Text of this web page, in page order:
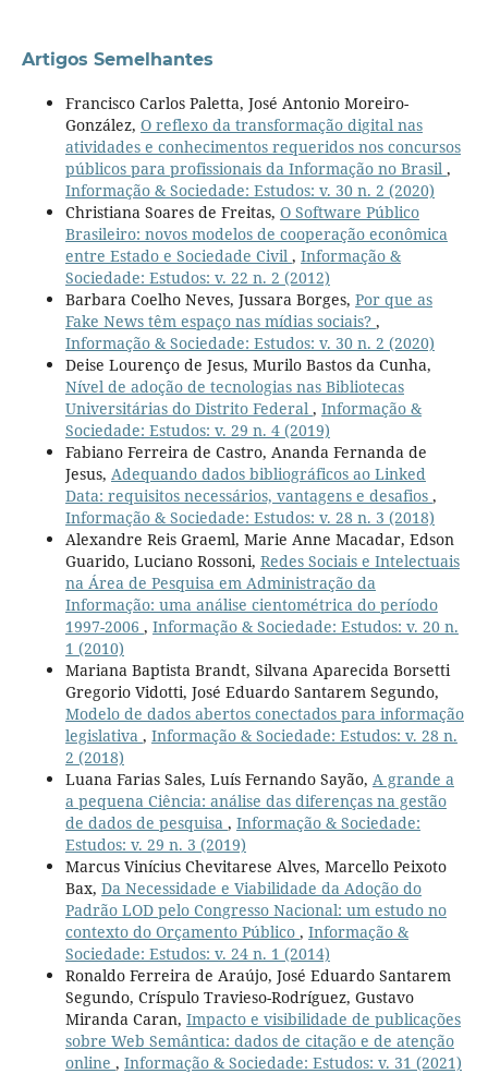
Artigos Semelhantes
Francisco Carlos Paletta, José Antonio Moreiro-
González, O reflexo da transformação digital nas
atividades e conhecimentos requeridos nos concursos
públicos para profissionais da Informação no Brasil ,
Informação & Sociedade: Estudos: v. 30 n. 2 (2020)
Christiana Soares de Freitas, O Software Público
Brasileiro: novos modelos de cooperação econômica
entre Estado e Sociedade Civil , Informação &
Sociedade: Estudos: v. 22 n. 2 (2012)
Barbara Coelho Neves, Jussara Borges, Por que as
Fake News têm espaço nas mídias sociais? ,
Informação & Sociedade: Estudos: v. 30 n. 2 (2020)
Deise Lourenço de Jesus, Murilo Bastos da Cunha,
Nível de adoção de tecnologias nas Bibliotecas
Universitárias do Distrito Federal , Informação &
Sociedade: Estudos: v. 29 n. 4 (2019)
Fabiano Ferreira de Castro, Ananda Fernanda de
Jesus, Adequando dados bibliográficos ao Linked
Data: requisitos necessários, vantagens e desafios ,
Informação & Sociedade: Estudos: v. 28 n. 3 (2018)
Alexandre Reis Graeml, Marie Anne Macadar, Edson
Guarido, Luciano Rossoni, Redes Sociais e Intelectuais
na Área de Pesquisa em Administração da
Informação: uma análise cientométrica do período
1997-2006 , Informação & Sociedade: Estudos: v. 20 n.
1 (2010)
Mariana Baptista Brandt, Silvana Aparecida Borsetti
Gregorio Vidotti, José Eduardo Santarem Segundo,
Modelo de dados abertos conectados para informação
legislativa , Informação & Sociedade: Estudos: v. 28 n.
2 (2018)
Luana Farias Sales, Luís Fernando Sayão, A grande a
a pequena Ciência: análise das diferenças na gestão
de dados de pesquisa , Informação & Sociedade:
Estudos: v. 29 n. 3 (2019)
Marcus Vinícius Chevitarese Alves, Marcello Peixoto
Bax, Da Necessidade e Viabilidade da Adoção do
Padrão LOD pelo Congresso Nacional: um estudo no
contexto do Orçamento Público , Informação &
Sociedade: Estudos: v. 24 n. 1 (2014)
Ronaldo Ferreira de Araújo, José Eduardo Santarem
Segundo, Críspulo Travieso-Rodríguez, Gustavo
Miranda Caran, Impacto e visibilidade de publicações
sobre Web Semântica: dados de citação e de atenção
online , Informação & Sociedade: Estudos: v. 31 (2021)